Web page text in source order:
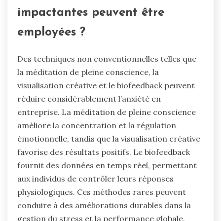
impactantes peuvent être
employées ?
Des techniques non conventionnelles telles que
la méditation de pleine conscience, la
visualisation créative et le biofeedback peuvent
réduire considérablement l’anxiété en
entreprise. La méditation de pleine conscience
améliore la concentration et la régulation
émotionnelle, tandis que la visualisation créative
favorise des résultats positifs. Le biofeedback
fournit des données en temps réel, permettant
aux individus de contrôler leurs réponses
physiologiques. Ces méthodes rares peuvent
conduire à des améliorations durables dans la
gestion du stress et la performance globale.